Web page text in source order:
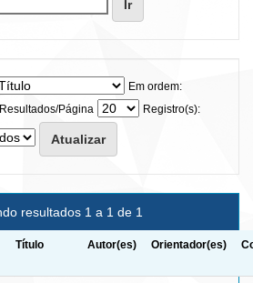
Em ordem:
Resultados/Página
Registro(s):
resultados 1 a 1 de 1
Título Autor(es) Orientador(es)